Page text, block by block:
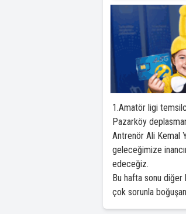
1.Amatör ligi
Pazarköy
Antrenör Ali Kemal
geleceğimize
edeceğiz.
Bu hafta sonu diğer
çok sorunla